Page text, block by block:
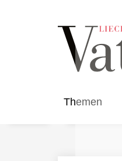
Themen